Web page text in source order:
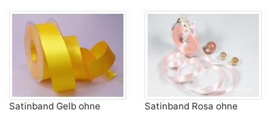
Satinband Gelb ohne
Satinband Rosa ohne